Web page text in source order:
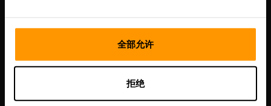
全部允许
拒绝
快速导航
评论